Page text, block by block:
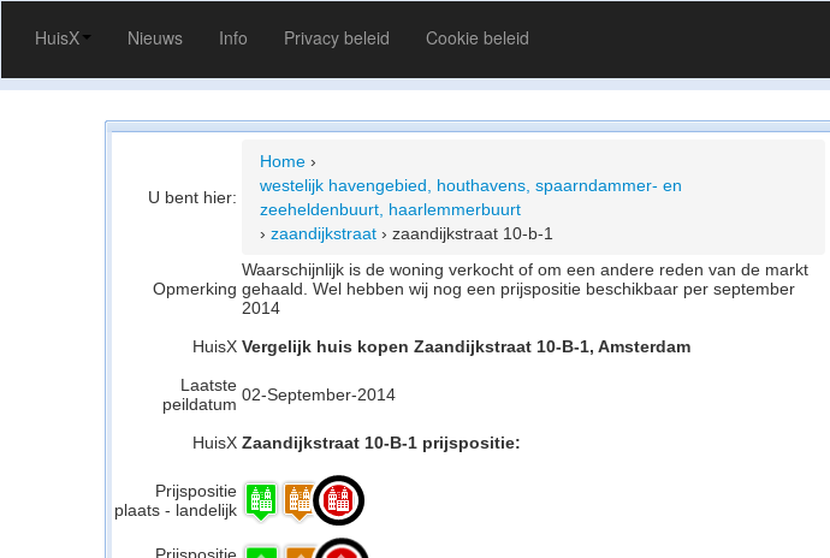
HuisX Nieuws Info Privacy beleid Cookie beleid
U bent hier:
Home ›
westelijk havengebied, houthavens, spaarndammer- en
zeeheldenbuurt, haarlemmerbuurt
› zaandijkstraat › zaandijkstraat 10-b-1
Opmerking
Waarschijnlijk is de woning verkocht of om een andere reden van de markt
gehaald. Wel hebben wij nog een prijspositie beschikbaar per september
2014
HuisX Vergelijk huis kopen Zaandijkstraat 10-B-1, Amsterdam
Laatste
peildatum 02-September-2014
HuisX Zaandijkstraat 10-B-1 prijspositie:
Prijspositie
plaats - landelijk